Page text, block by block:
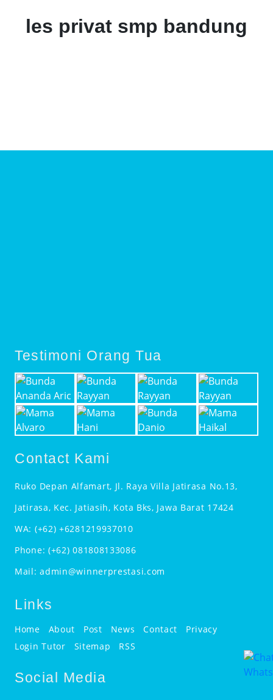
les privat smp bandung
Testimoni Orang Tua
Contact Kami
Ruko Depan Alfamart, Jl. Raya Villa Jatirasa No.13,
Jatirasa, Kec. Jatiasih, Kota Bks, Jawa Barat 17424
WA: (+62) +6281219937010
Phone: (+62) 081808133086
Mail:admin@winnerprestasi.com
Links
Home About Post News Contact
Privacy
Login Tutor
Sitemap RSS
Social Media